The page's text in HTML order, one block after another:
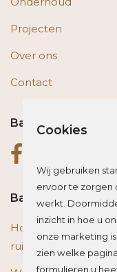
Projecten
Over ons
Contact
Bas op social media
Bas blogt
Houten vloer of
ruimte optisch
Cookies
Wij gebruiken
ervoor te zorgen
werkt.
inzicht in hoe u
onze marketing
zien welke
formulieren u